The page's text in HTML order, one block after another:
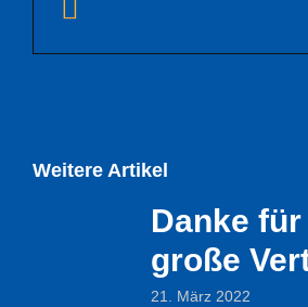
Weitere Artikel
Danke
große
21. März 2022